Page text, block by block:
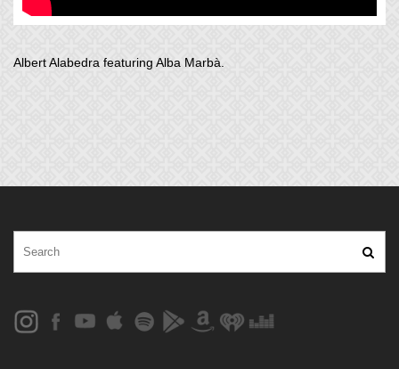
Albert Alabedra featuring Alba Marbà.